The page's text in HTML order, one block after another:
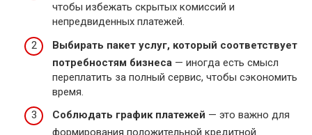
чтобы избежать скрытых комиссий и
непредвиденных платежей.
Выбирать пакет услуг, который соответствует
потребностям бизнеса — иногда есть смысл
переплатить за полный сервис, чтобы сэкономить
время.
Соблюдать график платежей — это важно для
формирования положительной кредитной